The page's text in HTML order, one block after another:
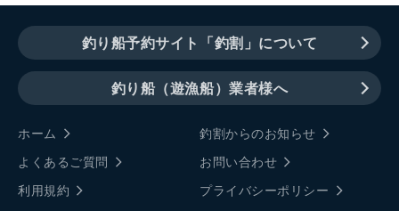
釣り船予約サイト「釣割」について
釣り船（遊漁船）業者様へ
ホーム
釣割からのお知らせ
よくあるご質問
お問い合わせ
利用規約
プライバシーポリシー